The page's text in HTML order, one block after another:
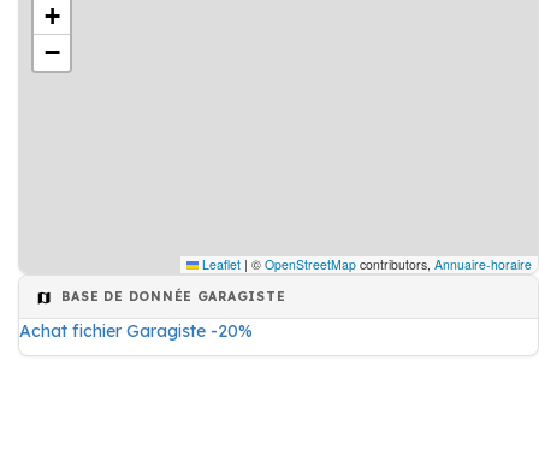
+
−
Leaflet | © OpenStreetMap contributors, Annuaire-horaire
BASE DE DONNÉE GARAGISTE
Achat fichier Garagiste -20%